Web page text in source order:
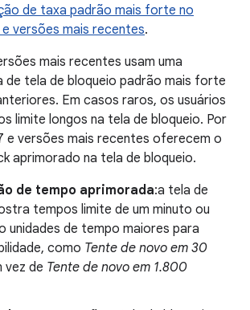
de taxa padrão mais forte no
e versões mais recentes.
mais recentes usam uma
de tela de bloqueio padrão mais forte
Em casos raros, os usuários
limite longos na tela de bloqueio. Por
e versões mais recentes oferecem o
aprimorado na tela de bloqueio.
de tempo aprimorada:a tela de
tempos limite de um minuto ou
unidades de tempo maiores para
como Tente de novo em 30
vez de Tente de novo em 1.800